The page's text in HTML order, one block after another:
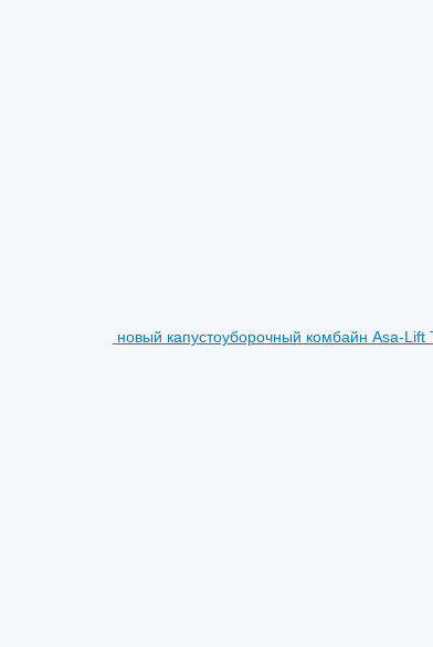
новый капустоуборочный комбайн Asa-Lift